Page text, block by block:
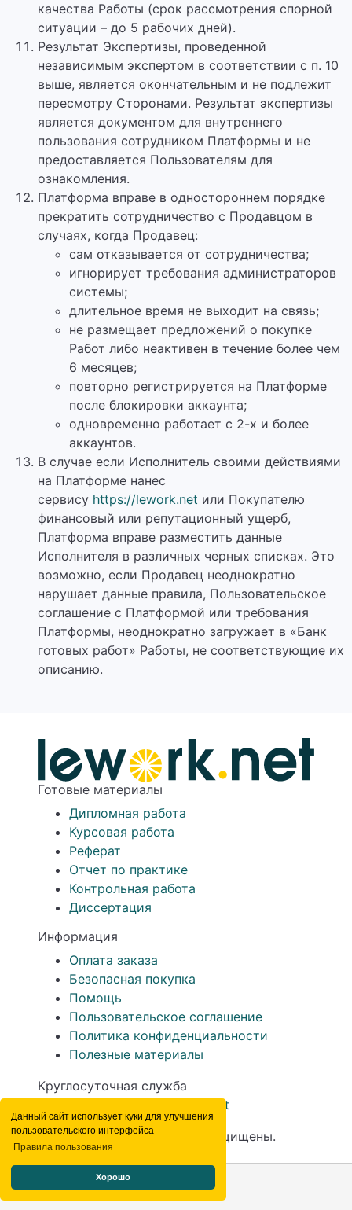
Данный сайт использует куки для улучшения
пользовательского интерфейса
Правила пользования
Хорошо
качества Работы (срок рассмотрения спорной
ситуации – до 5 рабочих дней).
Результат Экспертизы, проведенной
независимым экспертом в соответствии с п. 10
выше, является окончательным и не подлежит
пересмотру Сторонами. Результат экспертизы
является документом для внутреннего
пользования сотрудником Платформы и не
предоставляется Пользователям для
ознакомления.
Платформа вправе в одностороннем порядке
прекратить сотрудничество с Продавцом в
случаях, когда Продавец:
сам отказывается от сотрудничества;
игнорирует требования администраторов
системы;
длительное время не выходит на связь;
не размещает предложений о покупке
Работ либо неактивен в течение более чем
6 месяцев;
повторно регистрируется на Платформе
после блокировки аккаунта;
одновременно работает с 2-х и более
аккаунтов.
В случае если Исполнитель своими действиями
на Платформе нанес
сервису https://lework.net или Покупателю
финансовый или репутационный ущерб,
Платформа вправе разместить данные
Исполнителя в различных черных списках. Это
возможно, если Продавец неоднократно
нарушает данные правила, Пользовательское
соглашение с Платформой или требования
Платформы, неоднократно загружает в «Банк
готовых работ» Работы, не соответствующие их
описанию.
Готовые материалы
Дипломная работа
Курсовая работа
Реферат
Отчет по практике
Контрольная работа
Диссертация
Информация
Оплата заказа
Безопасная покупка
Помощь
Пользовательское соглашение
Политика конфиденциальности
Полезные материалы
Круглосуточная служба
support@lework.net
© 2026 LeWork. Все права защищены.
Принимаем к оплате:
Магазин работ Кабинет